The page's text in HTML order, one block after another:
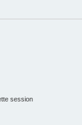
session